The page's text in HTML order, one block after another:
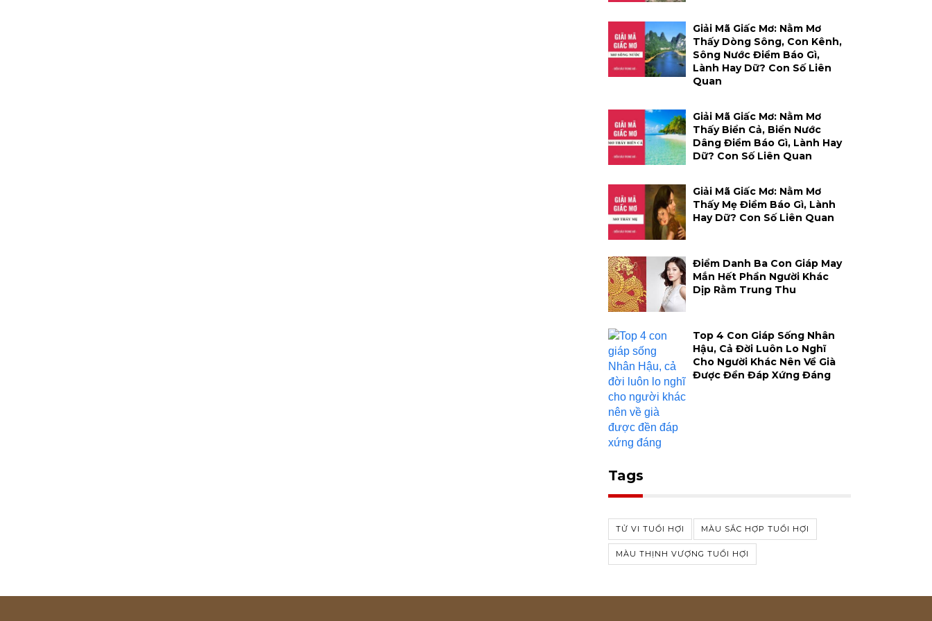
Giải Mã Giấc Mơ: Nằm Mơ
Thấy Dòng Sông, Con Kênh,
Sông Nước Điềm Báo Gì,
Lành Hay Dữ? Con Số Liên
Quan
Giải Mã Giấc Mơ: Nằm Mơ
Thấy Biển Cả, Biển Nước
Dâng Điềm Báo Gì, Lành Hay
Dữ? Con Số Liên Quan
Giải Mã Giấc Mơ: Nằm Mơ
Thấy Mẹ Điềm Báo Gì, Lành
Hay Dữ? Con Số Liên Quan
Điểm Danh Ba Con Giáp May
Mắn Hết Phần Người Khác
Dịp Rằm Trung Thu
Top 4 Con Giáp Sống Nhân
Hậu, Cả Đời Luôn Lo Nghĩ
Cho Người Khác Nên Về Già
Được Đền Đáp Xứng Đáng
Tags
TỬ VI TUỔI HỢI MÀU SẮC HỢP TUỔI HỢI
MÀU THỊNH VƯỢNG TUỔI HỢI